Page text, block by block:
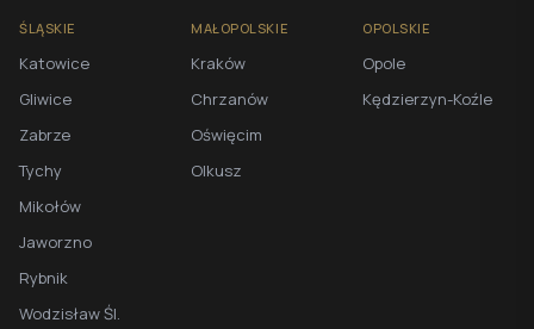
ŚLĄSKIE
Katowice
Gliwice
Zabrze
Tychy
Mikołów
Jaworzno
Rybnik
Wodzisław Śl.
MAŁOPOLSKIE
Kraków
Chrzanów
Oświęcim
Olkusz
OPOLSKIE
Opole
Kędzierzyn-Koźle